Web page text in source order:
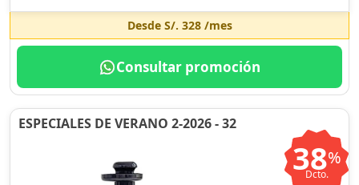
Desde S/. 328/mes
Consultar promoción
ESPECIALES DE VERANO 2-2026 - 32
38%
Dcto.